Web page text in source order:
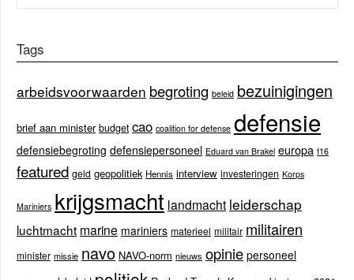
Tags
arbeidsvoorwaarden begroting beleid bezuinigingen
brief aan minister budget cao coalition for defense defensie
defensiebegroting defensiepersoneel Eduard van Brakel europa f16
featured geld geopolitiek Hennis interview investeringen Korps
Mariniers krijgsmacht landmacht leiderschap
luchtmacht marine mariniers materieel militair militairen
minister missie navo NAVO-norm nieuws opinie personeel